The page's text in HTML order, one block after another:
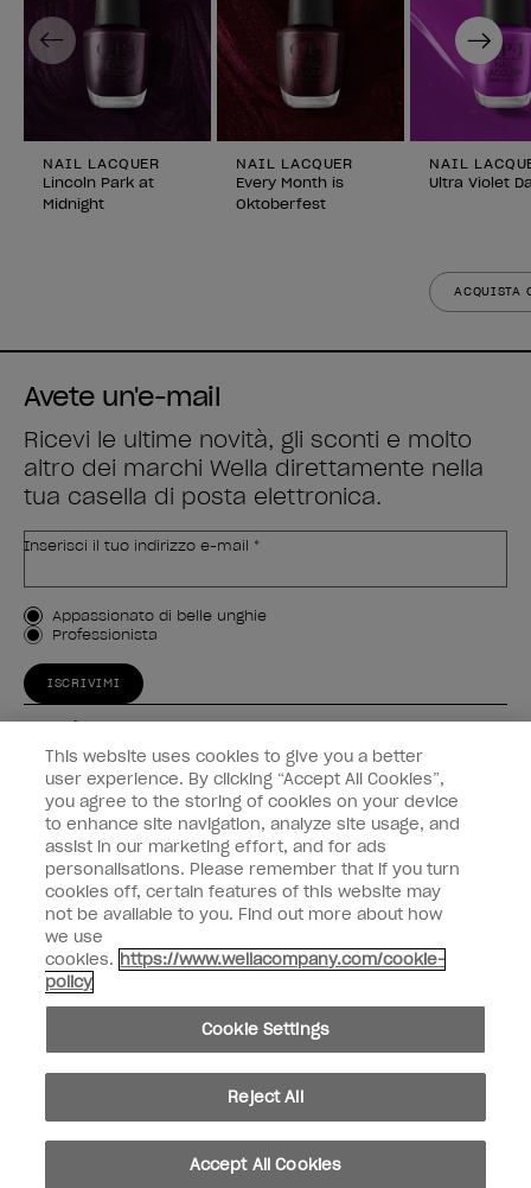
NAIL LACQUER
Lincoln Park at
Midnight
NAIL LACQUER
Every Month is
Oktoberfest
NAIL
Ultra Violet
ACQUISTA
Previous Next
Avete un'e-mail
Ricevi le ultime novità, gli sconti e molto
altro dei marchi Wella direttamente nella
tua casella di posta elettronica.
Inserisci il tuo indirizzo e-mail *
Tipo di cliente
Appassionato di belle unghie
Professionista
ISCRIVIMI
Esperienza
Collegati
Informazioni sul cliente
instagramfacebook
Non condividiamo né vendiamo le informazioni personali
Legge californiana sulla trasparenza nelle catene di fornitura
© Copyright 2024, Wella Operations US LLC, Tutti i diritti riservati.
This website uses cookies to give you a better
user experience. By clicking “Accept All Cookies”,
you agree to the storing of cookies on your device
to enhance site navigation, analyze site usage, and
assist in our marketing effort, and for ads
personalisations. Please remember that if you turn
cookies off, certain features of this website may
not be available to you. Find out more about how
we use
cookies. https://www.wellacompany.com/cookie-
policy
Cookie Settings
Reject All
Accept All Cookies